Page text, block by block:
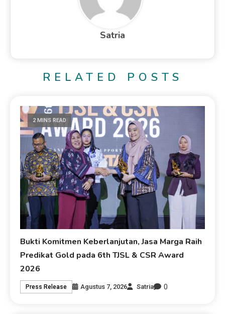
Satria
RELATED POSTS
2 MINS READ
Bukti Komitmen Keberlanjutan, Jasa Marga Raih
Predikat Gold pada 6th TJSL & CSR Award
2026
Press Release Agustus 7, 2026 Satria 0